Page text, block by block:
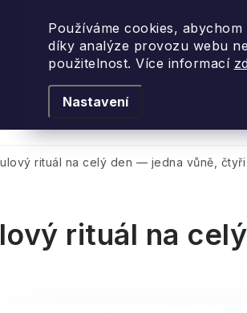
Používáme cookies,
díky analýze provozu webu
použitelnost. Více informací
Nastavení
Podle vůně
rituál na celý den — jedna vůně,
rituál na